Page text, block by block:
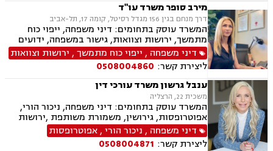
מירב סופר משרד עו"ד
דרך מנחם בגין 156 מגדל רסיטל, קומה 17, תל-אביב
המשרד עוסק בתחומים: דיני משפחה, ייפוי כוח
מתמשך, ירושות וצוואות, גישור במשפחה, ידועים
בציבור, אפוטרופסות, הסכמי ממון, תביעות אבהות,
מזונות, גירושין, משמורת משותפת, הורות חד
מינית, נשואים אזרחיים, טוען רבני, חלוקת רכוש,
מעמד אישי, תיאום הורי, ניכור הורי, זמני שהות
דיני משפחה , ייפוי כוח מתמשך, ירושות וצוואות
ליצירת קשר: 0508004860
ענבל גרשון משרד עורכי דין
משכית 22, הרצליה
המשרד עוסק בתחומים: דיני משפחה, ניכור הורי,
אפוטרופסות, גירושין, משמורת משותפת ,ירושות
וצוואות, לשון הרע, ייפוי כוח מתמשך
דיני משפחה , ניכור הורי,אפוטרופסות
ליצירת קשר: 0508004871